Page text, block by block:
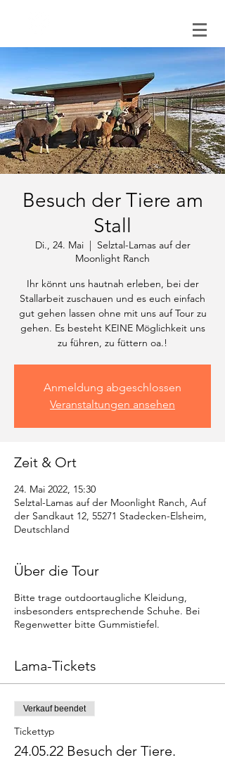
Besuch der Tiere am
Stall
Di., 24. Mai
  |
Selztal-Lamas auf der
Moonlight Ranch
Ihr könnt uns hautnah erleben, bei der
Stallarbeit zuschauen und es euch einfach
gut gehen lassen ohne mit uns auf Tour zu
gehen. Es besteht KEINE Möglichkeit uns
zu führen, zu füttern oa.!
Anmeldung abgeschlossen
Veranstaltungen ansehen
Zeit & Ort
24. Mai 2022, 15:30
Selztal-Lamas auf der Moonlight Ranch, Auf
der Sandkaut 12, 55271 Stadecken-Elsheim,
Deutschland
Über die Tour
Bitte trage outdoortaugliche Kleidung,
insbesonders entsprechende Schuhe. Bei
Regenwetter bitte Gummistiefel.
Lama-Tickets
Verkauf beendet
Tickettyp
24.05.22 Besuch der Tiere.